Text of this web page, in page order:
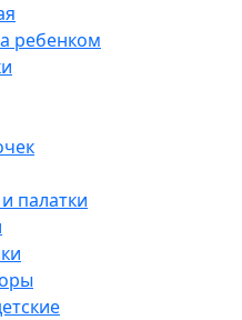
ребенком
палатки